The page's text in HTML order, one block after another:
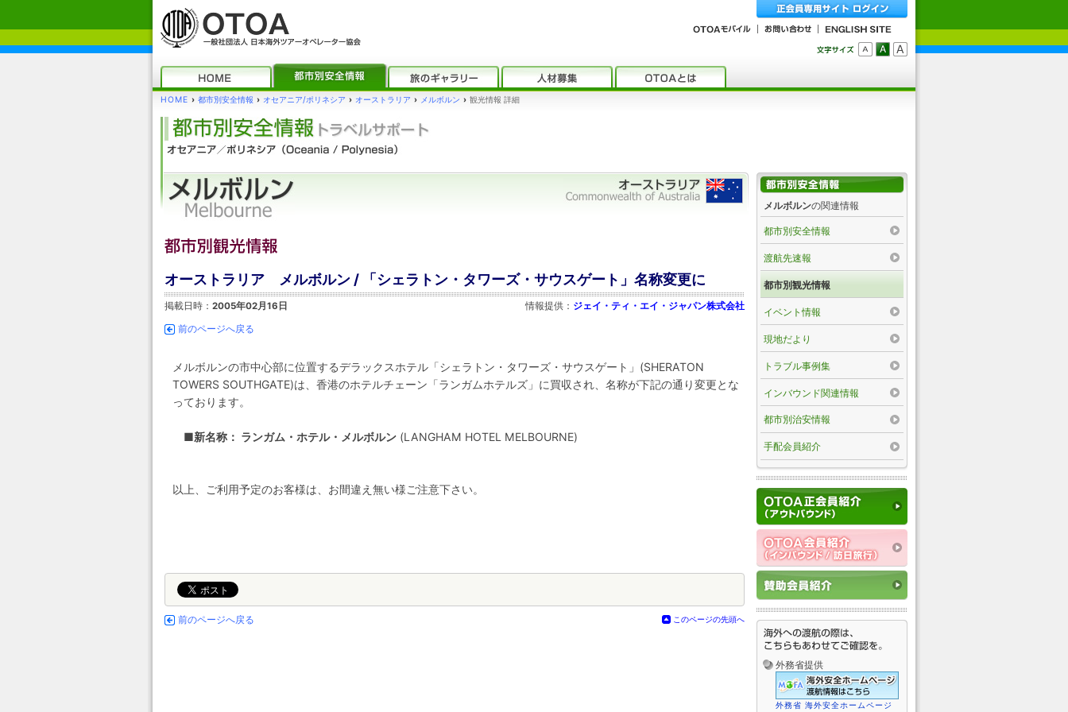
HOME › 都市別安全情報 › オセアニア/ポリネシア › オーストラリア › メルボルン › 観光情報 詳細
オーストラリア メルボルン / 「シェラトン・タワーズ・サウスゲート」名称変更に
掲載日時： 2005年02月16日 情報提供： ジェイ・ティ・エイ・ジャパン株式会社
前のページへ戻る
メルボルンの市中心部に位置するデラックスホテル「シェラトン・タワーズ・サウスゲート」(SHERATON
TOWERS SOUTHGATE)は、香港のホテルチェーン「ランガムホテルズ」に買収され、名称が下記の通り変更とな
っております。
■新名称： ランガム・ホテル・メルボルン (LANGHAM HOTEL MELBOURNE)
以上、ご利用予定のお客様は、お間違え無い様ご注意下さい。
前のページへ戻る このページの先頭へ
メルボルンの関連情報
都市別安全情報
渡航先速報
都市別観光情報
イベント情報
現地だより
トラブル事例集
インバウンド関連情報
都市別治安情報
手配会員紹介
外務省提供
外務省 海外安全ホームページ